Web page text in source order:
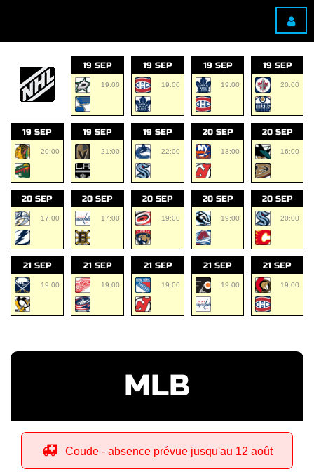
19 SEP
19:00
19 SEP
19:00
19 SEP
19:00
19 SEP
20:00
19 SEP
20:00
19 SEP
21:00
19 SEP
22:00
20 SEP
13:00
20 SEP
16:00
20 SEP
17:00
20 SEP
17:00
20 SEP
19:00
20 SEP
19:00
20 SEP
20:00
21 SEP
19:00
21 SEP
19:00
21 SEP
19:00
21 SEP
19:00
21 SEP
19:00
MLB
Coude - absence prévue jusqu'au 12 août